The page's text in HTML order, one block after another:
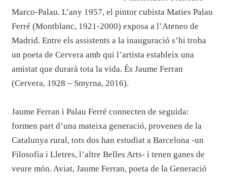
Marco-Palau. L’any 1957, el pintor cubista Maties Palau
Ferré (Montblanc, 1921-2000) exposa a l’Ateneo de
Madrid. Entre els assistents a la inauguració s’hi troba
un poeta de Cervera amb qui l’artista estableix una
amistat que durarà tota la vida. És Jaume Ferran
(Cervera, 1928 – Smyrna, 2016).
Jaume Ferran i Palau Ferré connecten de seguida:
formen part d’una mateixa generació, provenen de la
Catalunya rural, tots dos han estudiat a Barcelona -un
Filosofia i Lletres, l’altre Belles Arts- i tenen ganes de
veure món. Aviat, Jaume Ferran, poeta de la Generació